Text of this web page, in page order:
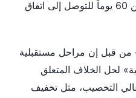
الإطار المقترح سيمنح المفاوضين 60 يوماً للتوصل إلى اتفاق
من قبل إن مراحل مستقبلية
لحل الخلاف المتعلق
التخصيب، مثل تخفيف